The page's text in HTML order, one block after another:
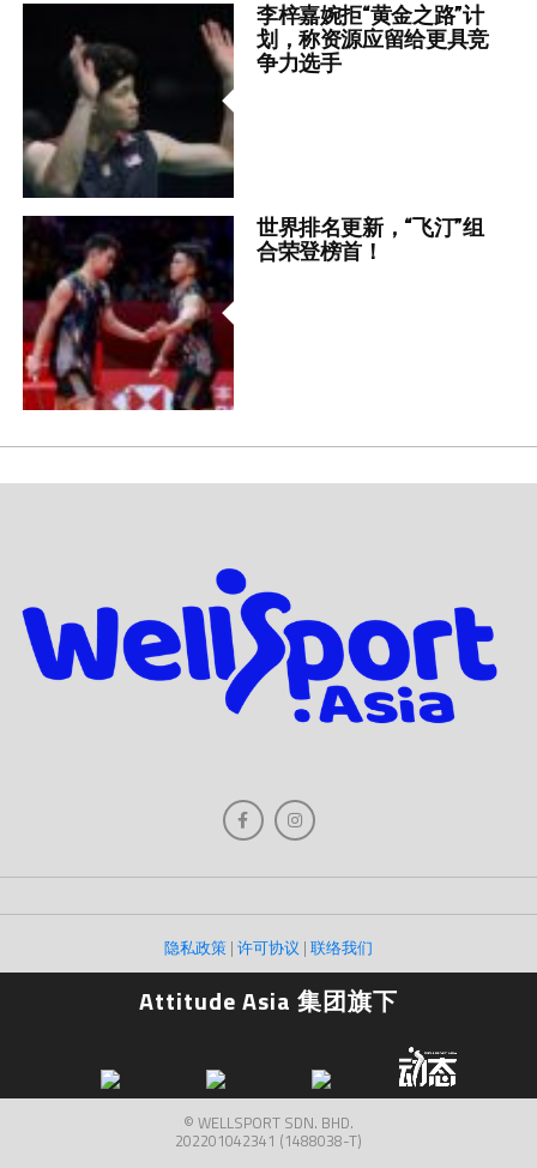
李梓嘉婉拒“黄金之路”计
划，称资源应留给更具竞
争力选手
世界排名更新，“飞汀”组
合荣登榜首！
隐私政策 | 许可协议 | 联络我们
Attitude Asia 集团旗下
© WELLSPORT SDN. BHD.
202201042341 (1488038-T)